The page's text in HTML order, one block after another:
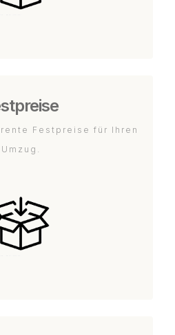
Festpreise für Ihren
Umzug.